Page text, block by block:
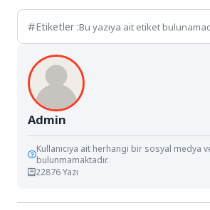
Etiketler :Bu yazıya ait etiket
Admin
Kullanıcıya ait herhangi bir sosyal medya
bulunmamaktadır.
22876 Yazı